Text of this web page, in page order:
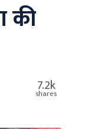
की
7.2k
shares